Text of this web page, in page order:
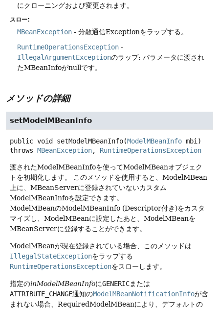
にクローニングおよび変更されます。
スロー:
MBeanException - 分散通信Exceptionをラップする。
RuntimeOperationsException -
IllegalArgumentExceptionのラップ: パラメータに渡され
たMBeanInfoがnullです。
メソッドの詳細
setModelMBeanInfo
public void setModelMBeanInfo(ModelMBeanInfo mbi)
throws MBeanException, RuntimeOperationsException
渡されたModelMBeanInfoを使ってModelMBeanオブジェク
トを初期化します。
このメソッドを使用すると、ModelMBean
上に、MBeanServerに登録されていないカスタム
ModelMBeanInfoを設定できます。
ModelMBeanのModelMBeanInfo (Descriptor付き)をカスタ
マイズし、ModelMBeanに設定したあと、ModelMBeanを
MBeanServerに登録することができます。
ModelMBeanが現在登録されている場合、このメソッドは
IllegalStateExceptionをラップする
RuntimeOperationsExceptionをスローします。
指定のinModelMBeanInfoにGENERICまたは
ATTRIBUTE_CHANGE通知のModelMBeanNotificationInfoが含
まれない場合、RequiredModelMBeanにより、デフォルトの